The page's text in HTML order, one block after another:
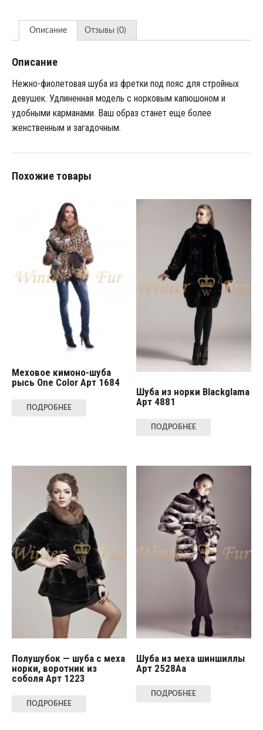
Описание Отзывы (0)
Описание
Нежно-фиолетовая шуба из фретки под пояс для стройных
девушек. Удлиненная модель с норковым капюшоном и
удобными карманами. Ваш образ станет еще более
женственным и загадочным.
Похожие товары
Меховое кимоно-шуба
рысь One Color Арт 1684
ПОДРОБНЕЕ
Шуба из норки Blackglama
Арт 4881
ПОДРОБНЕЕ
Полушубок — шуба с меха
норки, воротник из
соболя Арт 1223
ПОДРОБНЕЕ
Шуба из меха шиншиллы
Арт 2528Aa
ПОДРОБНЕЕ